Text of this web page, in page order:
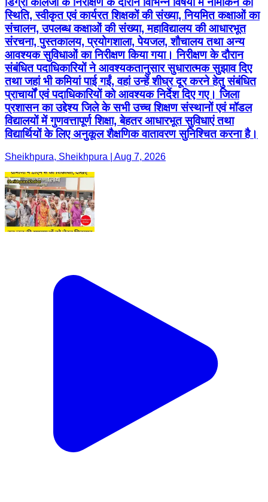
स्थिति, स्वीकृत एवं कार्यरत शिक्षकों की संख्या, नियमित कक्षाओं का
संचालन, उपलब्ध कक्षाओं की संख्या, महाविद्यालय की आधारभूत
संरचना, पुस्तकालय, प्रयोगशाला, पेयजल, शौचालय तथा अन्य
आवश्यक सुविधाओं का निरीक्षण किया गया। निरीक्षण के दौरान
संबंधित पदाधिकारियों ने आवश्यकतानुसार सुधारात्मक सुझाव दिए
तथा जहां भी कमियां पाई गईं, वहां उन्हें शीघ्र दूर करने हेतु संबंधित
प्राचार्यों एवं पदाधिकारियों को आवश्यक निर्देश दिए गए। जिला
प्रशासन का उद्देश्य जिले के सभी उच्च शिक्षण संस्थानों एवं मॉडल
विद्यालयों में गुणवत्तापूर्ण शिक्षा, बेहतर आधारभूत सुविधाएं तथा
विद्यार्थियों के लिए अनुकूल शैक्षणिक वातावरण सुनिश्चित करना है।
Sheikhpura, Sheikhpura | Aug 7, 2026